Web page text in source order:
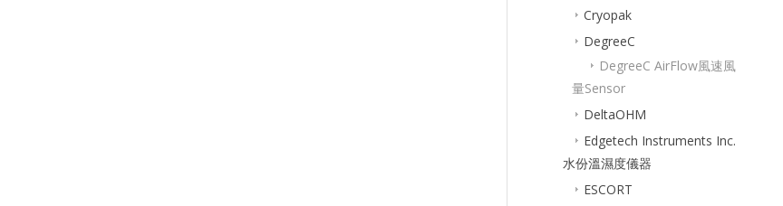
Cryopak
DegreeC
DegreeC AirFlow風速風
量Sensor
DeltaOHM
Edgetech Instruments Inc.
水份溫濕度儀器
ESCORT